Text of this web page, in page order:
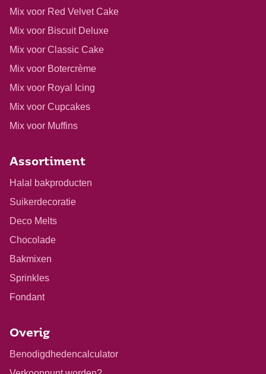
Mix voor Red Velvet Cake
Mix voor Biscuit Deluxe
Mix voor Classic Cake
Mix voor Botercrème
Mix voor Royal Icing
Mix voor Cupcakes
Mix voor Muffins
Assortiment
Halal bakproducten
Suikerdecoratie
Deco Melts
Chocolade
Bakmixen
Sprinkles
Fondant
Overig
Benodigdhedencalculator